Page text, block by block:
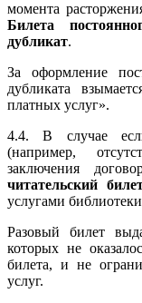
момента
Билета
дубликат.
За оформление
дубликата
платных услуг».
4.4. В случае
(например,
заключения
читательский
услугами
Разовый билет
которых не
билета, и не
услуг.